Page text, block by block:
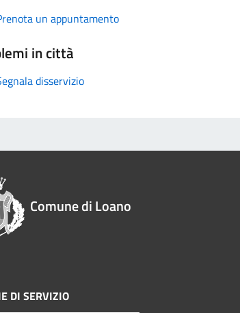
un appuntamento
in città
disservizio
Comune di Loano
DI SERVIZIO